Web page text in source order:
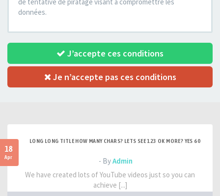
données.
J’accepte ces conditions
Je n’accepte pas ces conditions
18
Apr
LONG LONG TITLE HOW MANY CHARS? LETS SEE 123 OK MORE? YES 60
- ByAdmin
We have created lots of YouTube videos just so you can
achieve [...]